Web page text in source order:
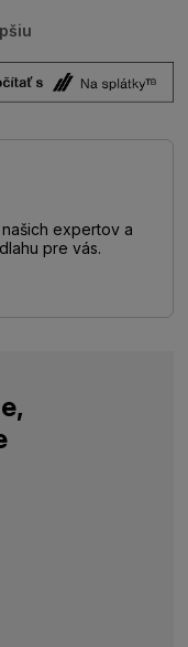
expertov a
pre vás.